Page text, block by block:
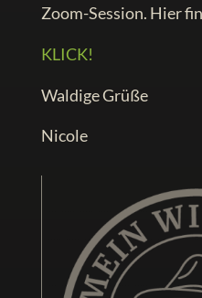
Zoom-Session. Hier
KLICK!
Waldige Grüße
Nicole